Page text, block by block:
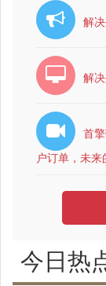
解
解
首
户订单，未来
今日热